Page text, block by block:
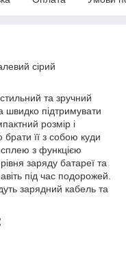
сірий
та зручний
швидко підтримувати
розмір і
брати її з собою куди
з функцією
заряду батареї та
під час подорожей.
зарядний кабель та